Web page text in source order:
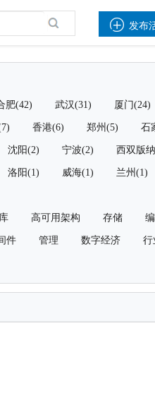
 发布
肥(42) 武汉(31) 厦门(24)
香港(6) 郑州(5) 石
沈阳(2) 宁波(2) 西双版
洛阳(1) 威海(1) 兰州(1)
高可用架构 存储
件 管理 数字经济 行